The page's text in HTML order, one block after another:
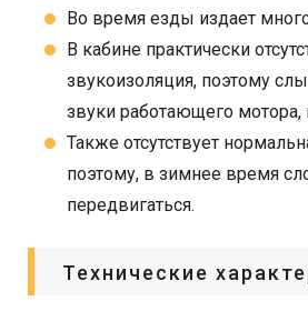
Во время езды издает
В кабине практически
звукоизоляция, поэтому
звуки работающего мотора,
Также отсутствует
поэтому, в зимнее время
передвигаться.
Технические